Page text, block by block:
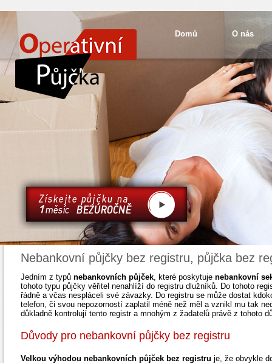
Domů O nás
Nebankovní půjčky bez registru, půjčka bez
Jedním z typů nebankovních půjček, které poskytuje nebankovní
tohoto typu půjčky věřitel nenahlíží do registru dlužníků. Do tohoto
řádně a včas nespláceli své závazky. Do registru se může dostat
telefon, či svou nepozorností zaplatil méně než měl a vznikl mu tak
důkladně kontrolují tento registr a mnohým z žadatelů právě z tohoto
Důvody pro nebankovní půjčky bez registru
Velkou výhodou nebankovních půjček bez registru je, že obvykle